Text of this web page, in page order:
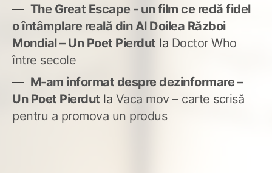
The Great Escape - un film ce redă fidel
o întâmplare reală din Al Doilea Război
Mondial – Un Poet Pierdut la Doctor Who
între secole
M-am informat despre dezinformare –
Un Poet Pierdut la Vaca mov – carte scrisă
pentru a promova un produs